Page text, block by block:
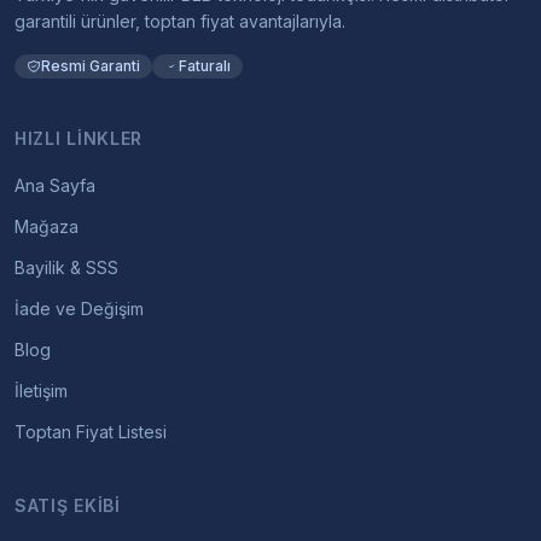
garantili ürünler, toptan fiyat avantajlarıyla.
Resmi Garanti Faturalı
HIZLI LINKLER
Ana Sayfa
Mağaza
Bayilik & SSS
İade ve Değişim
Blog
İletişim
Toptan Fiyat Listesi
SATIŞ EKIBI